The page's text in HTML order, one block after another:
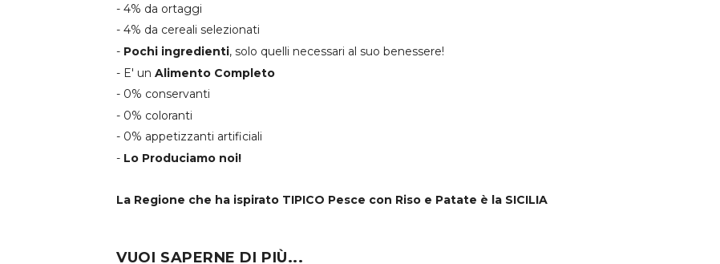
- 4% da ortaggi
- 4% da cereali selezionati
- Pochi ingredienti, solo quelli necessari al suo benessere!
- E' unAlimento Completo
- 0% conservanti
- 0% coloranti
- 0% appetizzanti artificiali
- Lo Produciamo noi!
La Regione che ha ispirato TIPICO Pesce con Riso e Patate è la SICILIA
VUOI SAPERNE DI PIÙ...